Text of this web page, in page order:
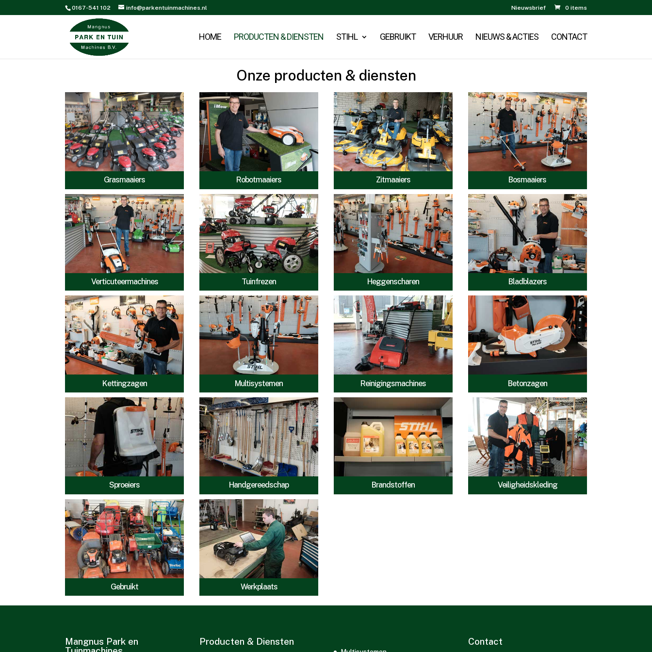
0167-541 102 info@parkentuinmachines.nl Nieuwsbrief 0 items
HOME PRODUCTEN & DIENSTEN STIHL GEBRUIKT VERHUUR NIEUWS & ACTIES CONTACT
Onze producten & diensten
Grasmaaiers Robotmaaiers Zitmaaiers Bosmaaiers
Verticuteermachines Tuinfrezen Heggenscharen Bladblazers
Kettingzagen Multisystemen Reinigingsmachines Betonzagen
Sproeiers Handgereedschap Brandstoffen Veiligheidskleding
Gebruikt Werkplaats
Mangnus Park en
Producten & Diensten Contact